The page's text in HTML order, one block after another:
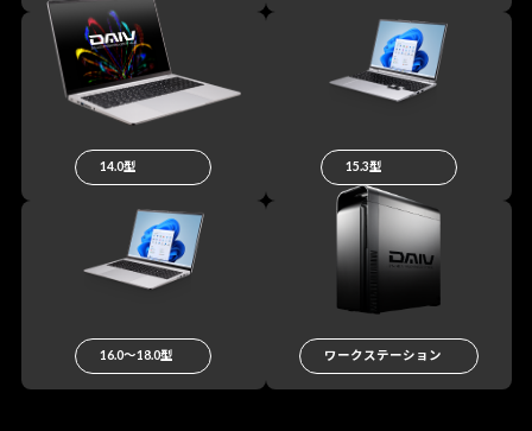
14.0型 15.3型
16.0〜18.0型 ワークステーション